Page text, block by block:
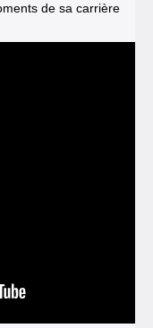
de sa carrière